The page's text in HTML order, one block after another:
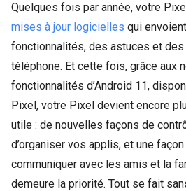
Quelques fois par année, votre
mises à jour logicielles qui
fonctionnalités, des astuces et
téléphone. Et cette fois, grâce aux
fonctionnalités d’Android 11,
Pixel, votre Pixel devient encore
utile : de nouvelles façons de
d’organiser vos applis, et une
communiquer avec les amis et la
demeure la priorité. Tout se fait